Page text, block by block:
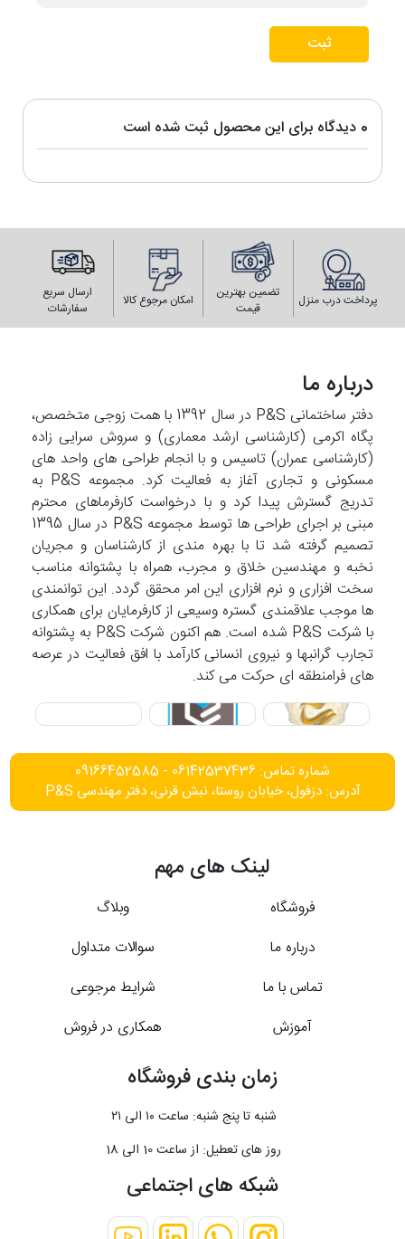
0 دیدگاه برای این محصول ثبت شده است
ثبت
پرداخت درب منزل
تضمین بهترین
قیمت
امکان مرجوع کالا
ارسال سریع
سفارشات
درباره ما
دفتر ساختمانی P&S در سال 1392 با همت زوجی متخصص،
پگاه اکرمی (کارشناسی ارشد معماری) و سروش سرایی زاده
(کارشناسی عمران) تاسیس و با انجام طراحی های واحد های
مسکونی و تجاری آغاز به فعالیت کرد. مجموعه P&S به
تدریج گسترش پیدا کرد و با درخواست کارفرماهای محترم
مبنی بر اجرای طراحی ها توسط مجموعه P&S در سال 1395
تصمیم گرفته شد تا با بهره مندی از کارشناسان و مجریان
نخبه و مهندسین خلاق و مجرب، همراه با پشتوانه مناسب
سخت افزاری و نرم افزاری این امر محقق گردد. این توانمندی
ها موجب علاقمندی گستره وسیعی از کارفرمایان برای همکاری
با شرکت P&S شده است. هم اکنون شرکت P&S به پشتوانه
تجارب گرانبها و نیروی انسانی کارآمد با افق فعالیت در عرصه
های فرامنطقه ای حرکت می کند.
شماره تماس: 06142537436 - 09166452585
آدرس: دزفول، خیابان روستا، نبش قرنی، دفتر مهندسی P&S
لینک های مهم
فروشگاه
وبلاگ
درباره ما
سوالات متداول
تماس با ما
شرایط مرجوعی
آموزش
همکاری در فروش
زمان بندی فروشگاه
شنبه تا پنج شنبه: ساعت ۱۰ الی ۲۱
روز های تعطیل: از ساعت 10 الی 18
شبکه های اجتماعی